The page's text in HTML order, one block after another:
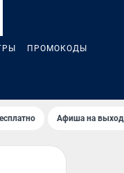
ПРОМОКОДЫ
Афиша на